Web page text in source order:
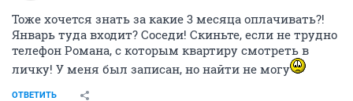
Тоже хочется знать за какие 3 месяца оплачивать?!
Январь туда входит? Соседи! Скиньте, если не трудно
телефон Романа, с которым квартиру смотреть в
личку! У меня был записан, но найти не могу
ОТВЕТИТЬ